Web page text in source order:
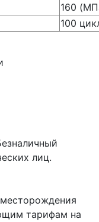
160
100
лиц.
тарифам на